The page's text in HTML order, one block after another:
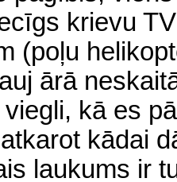
krievu
(poļu
ārā
kā es
kādai
laukums ir